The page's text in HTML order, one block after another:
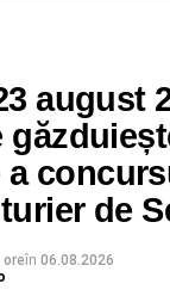
august
a
de
oreîn 06.08.2026